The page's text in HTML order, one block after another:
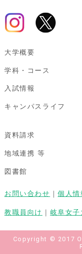
大学概要
学科・コース
入試情報
キャンパスライフ
資料請求
地域連携 等
図書館
お問い合わせ ｜個人情
教職員向け ｜ 岐阜女子
Copyright © 2017